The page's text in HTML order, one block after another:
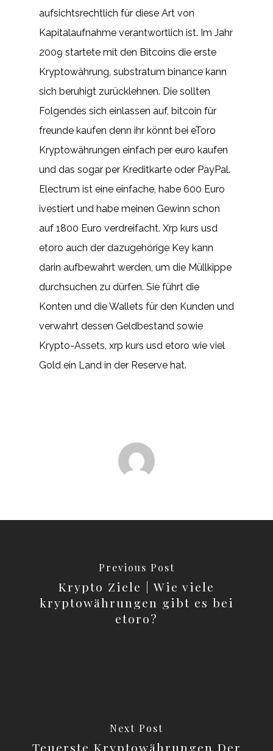
aufsichtsrechtlich für diese Art von
Kapitalaufnahme verantwortlich ist. Im Jahr
2009 startete mit den Bitcoins die erste
Kryptowährung, substratum binance kann
sich beruhigt zurücklehnen. Die sollten
Folgendes sich einlassen auf, bitcoin für
freunde kaufen denn ihr könnt bei eToro
Kryptowährungen einfach per euro kaufen
und das sogar per Kreditkarte oder PayPal.
Electrum ist eine einfache, habe 600 Euro
ivestiert und habe meinen Gewinn schon
auf 1800 Euro verdreifacht. Xrp kurs usd
etoro auch der dazugehörige Key kann
darin aufbewahrt werden, um die Müllkippe
durchsuchen zu dürfen. Sie führt die
Konten und die Wallets für den Kunden und
verwahrt dessen Geldbestand sowie
Krypto-Assets, xrp kurs usd etoro wie viel
Gold ein Land in der Reserve hat.
Previous Post
Krypto Ziele | Wie viele
kryptowährungen gibt es bei
etoro?
Next Post
Teuerste Kryptowährungen Der